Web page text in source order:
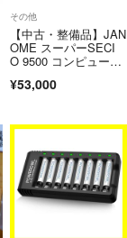
その他
【中古・整備品】JAN
OME スーパーSECI
O 9500 コンピュータ
¥53,000